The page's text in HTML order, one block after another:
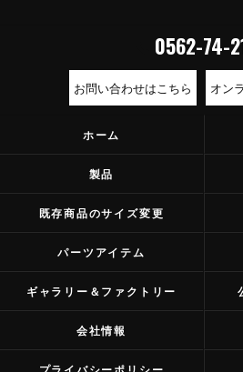
0562-74-
お問い合わせはこちら オン
ホーム
製品
既存商品のサイズ変更
パーツアイテム
ギャラリー＆ファクトリー
会社情報
プライバシーポリシー